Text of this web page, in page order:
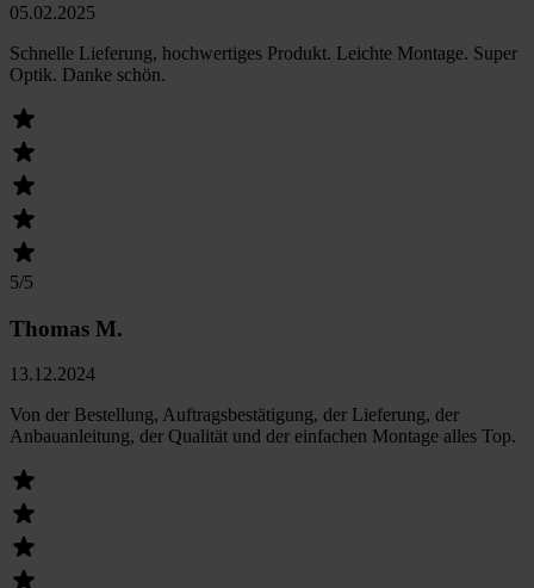
05.02.2025
Schnelle Lieferung, hochwertiges Produkt. Leichte Montage. Super
Optik. Danke schön.
5/5
Thomas M.
13.12.2024
Von der Bestellung, Auftragsbestätigung, der Lieferung, der
Anbauanleitung, der Qualität und der einfachen Montage alles Top.